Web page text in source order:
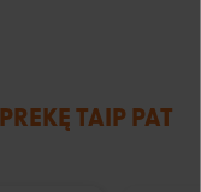
TAIP PAT